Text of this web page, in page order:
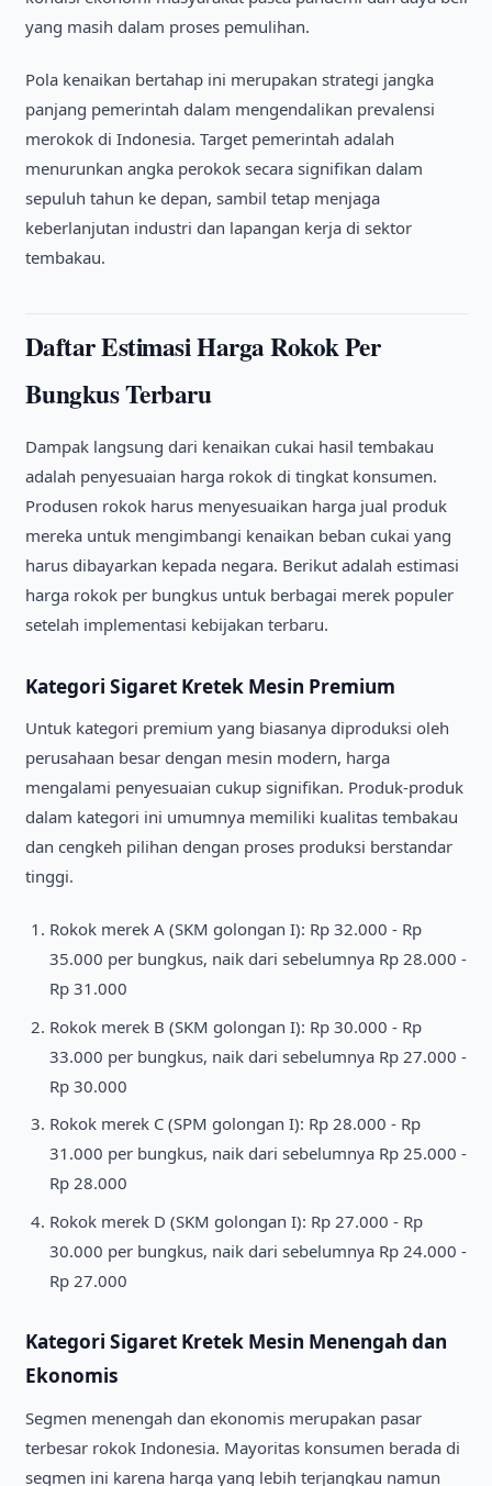
yang masih dalam proses pemulihan.
Pola kenaikan bertahap ini merupakan strategi jangka
panjang pemerintah dalam mengendalikan prevalensi
merokok di Indonesia. Target pemerintah adalah
menurunkan angka perokok secara signifikan dalam
sepuluh tahun ke depan, sambil tetap menjaga
keberlanjutan industri dan lapangan kerja di sektor
tembakau.
Daftar Estimasi Harga Rokok Per
Bungkus Terbaru
Dampak langsung dari kenaikan cukai hasil tembakau
adalah penyesuaian harga rokok di tingkat konsumen.
Produsen rokok harus menyesuaikan harga jual produk
mereka untuk mengimbangi kenaikan beban cukai yang
harus dibayarkan kepada negara. Berikut adalah estimasi
harga rokok per bungkus untuk berbagai merek populer
setelah implementasi kebijakan terbaru.
Kategori Sigaret Kretek Mesin Premium
Untuk kategori premium yang biasanya diproduksi oleh
perusahaan besar dengan mesin modern, harga
mengalami penyesuaian cukup signifikan. Produk-produk
dalam kategori ini umumnya memiliki kualitas tembakau
dan cengkeh pilihan dengan proses produksi berstandar
tinggi.
Rokok merek A (SKM golongan I): Rp 32.000 - Rp
35.000 per bungkus, naik dari sebelumnya Rp 28.000 -
Rp 31.000
Rokok merek B (SKM golongan I): Rp 30.000 - Rp
33.000 per bungkus, naik dari sebelumnya Rp 27.000 -
Rp 30.000
Rokok merek C (SPM golongan I): Rp 28.000 - Rp
31.000 per bungkus, naik dari sebelumnya Rp 25.000 -
Rp 28.000
Rokok merek D (SKM golongan I): Rp 27.000 - Rp
30.000 per bungkus, naik dari sebelumnya Rp 24.000 -
Rp 27.000
Kategori Sigaret Kretek Mesin Menengah dan
Ekonomis
Segmen menengah dan ekonomis merupakan pasar
terbesar rokok Indonesia. Mayoritas konsumen berada di
segmen ini karena harga yang lebih terjangkau namun